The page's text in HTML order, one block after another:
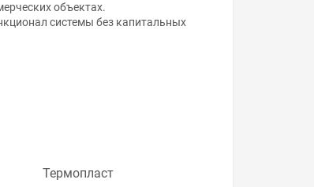
объектах.
системы без капитальных
и стоимость оборудования
одни из лучших. Сравните с прайсом в
Термопласт